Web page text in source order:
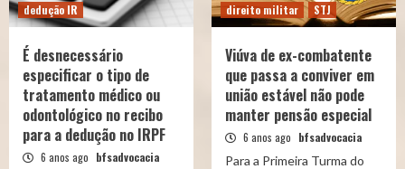
dedução IR
É desnecessário
especificar o tipo de
tratamento médico ou
odontológico no recibo
para a dedução no IRPF
6 anos ago bfsadvocacia
direito militar
STJ
Viúva de ex-combatente
que passa a conviver em
união estável não pode
manter pensão especial
6 anos ago bfsadvocacia
Para a Primeira Turma do